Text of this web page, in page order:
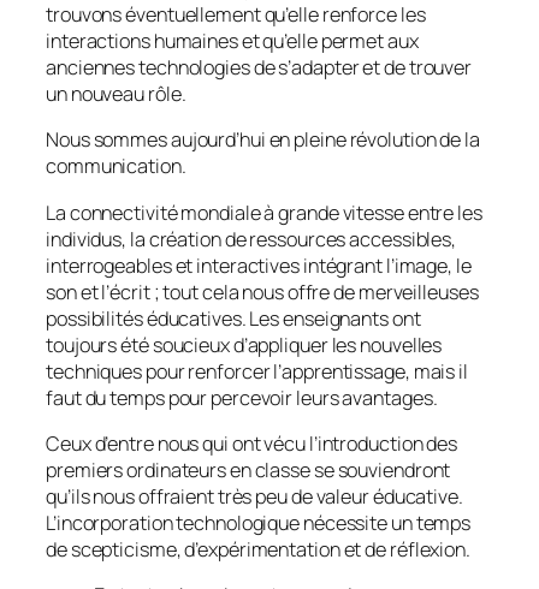
trouvons éventuellement qu’elle renforce les
interactions humaines et qu’elle permet aux
anciennes technologies de s’adapter et de trouver
un nouveau rôle.
Nous sommes aujourd’hui en pleine révolution de la
communication.
La connectivité mondiale à grande vitesse entre les
individus, la création de ressources accessibles,
interrogeables et interactives intégrant l’image, le
son et l’écrit ; tout cela nous offre de merveilleuses
possibilités éducatives. Les enseignants ont
toujours été soucieux d’appliquer les nouvelles
techniques pour renforcer l’apprentissage, mais il
faut du temps pour percevoir leurs avantages.
Ceux d’entre nous qui ont vécu l’introduction des
premiers ordinateurs en classe se souviendront
qu’ils nous offraient très peu de valeur éducative.
L’incorporation technologique nécessite un temps
de scepticisme, d’expérimentation et de réflexion.